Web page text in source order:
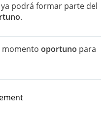
podrá formar parte del
.
momento oportuno para